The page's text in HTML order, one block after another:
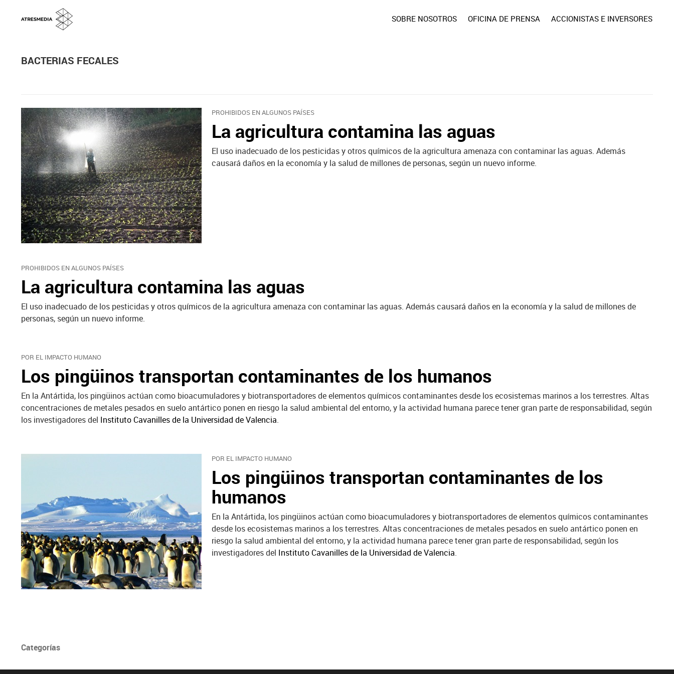
SOBRE NOSOTROS OFICINA DE PRENSA ACCIONISTAS E INVERSORES
BACTERIAS FECALES
PROHIBIDOS EN ALGUNOS PAÍSES
La agricultura contamina las aguas
El uso inadecuado de los pesticidas y otros químicos de la agricultura amenaza con contaminar las aguas. Además
causará daños en la economía y la salud de millones de personas, según un nuevo informe.
PROHIBIDOS EN ALGUNOS PAÍSES
La agricultura contamina las aguas
El uso inadecuado de los pesticidas y otros químicos de la agricultura amenaza con contaminar las aguas. Además causará daños en la economía y la salud de millones de
personas, según un nuevo informe.
POR EL IMPACTO HUMANO
Los pingüinos transportan contaminantes de los humanos
En la Antártida, los pingüinos actúan como bioacumuladores y biotransportadores de elementos químicos contaminantes desde los ecosistemas marinos a los terrestres. Altas
concentraciones de metales pesados en suelo antártico ponen en riesgo la salud ambiental del entorno, y la actividad humana parece tener gran parte de responsabilidad, según
los investigadores del Instituto Cavanilles de la Universidad de Valencia.
POR EL IMPACTO HUMANO
Los pingüinos transportan contaminantes de los
humanos
En la Antártida, los pingüinos actúan como bioacumuladores y biotransportadores de elementos químicos contaminantes
desde los ecosistemas marinos a los terrestres. Altas concentraciones de metales pesados en suelo antártico ponen en
riesgo la salud ambiental del entorno, y la actividad humana parece tener gran parte de responsabilidad, según los
investigadores del Instituto Cavanilles de la Universidad de Valencia.
Categorías